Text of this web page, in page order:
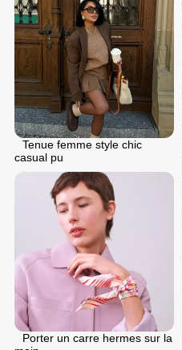
Tenue femme style chic
casual pu
Porter un carre hermes sur la